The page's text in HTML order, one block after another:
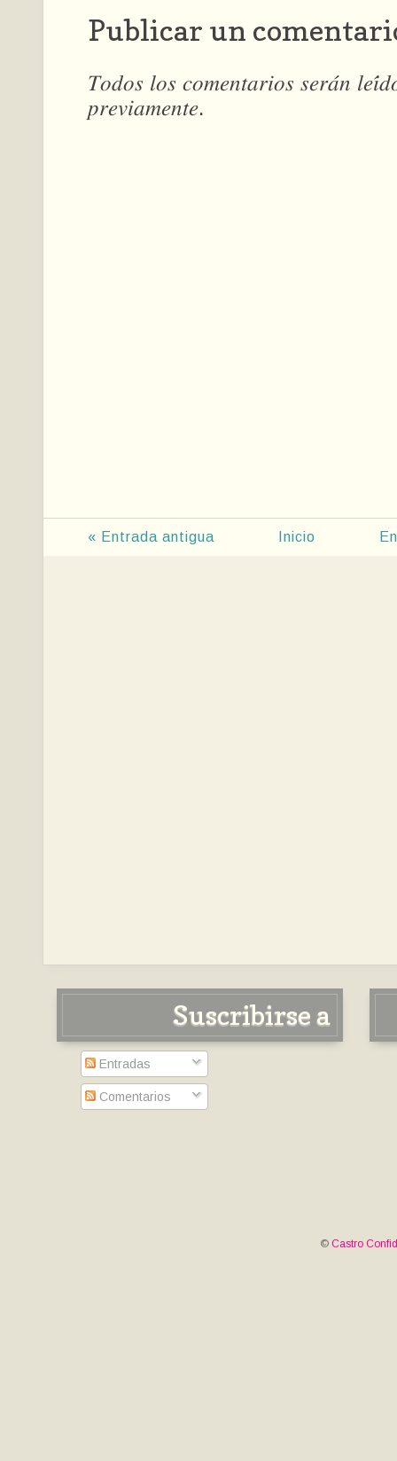
Publicar un
𝑇𝑜𝑑𝑜𝑠 𝑙𝑜𝑠 𝑐𝑜𝑚𝑒𝑛𝑡𝑎𝑟𝑖𝑜𝑠 𝑠𝑒𝑟𝑎́𝑛
𝑝𝑟𝑒𝑣𝑖𝑎𝑚𝑒𝑛𝑡𝑒.
« Entrada antigua Inicio
Suscribirse a
Entradas
Comentarios
© Castro